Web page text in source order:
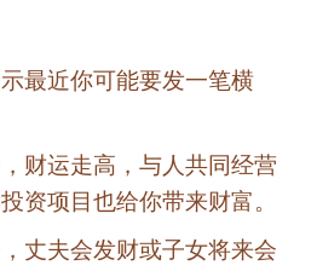
最近你可能要发一笔横
财运走高，与人共同经营
资项目也给你带来财富。
丈夫会发财或子女将来会